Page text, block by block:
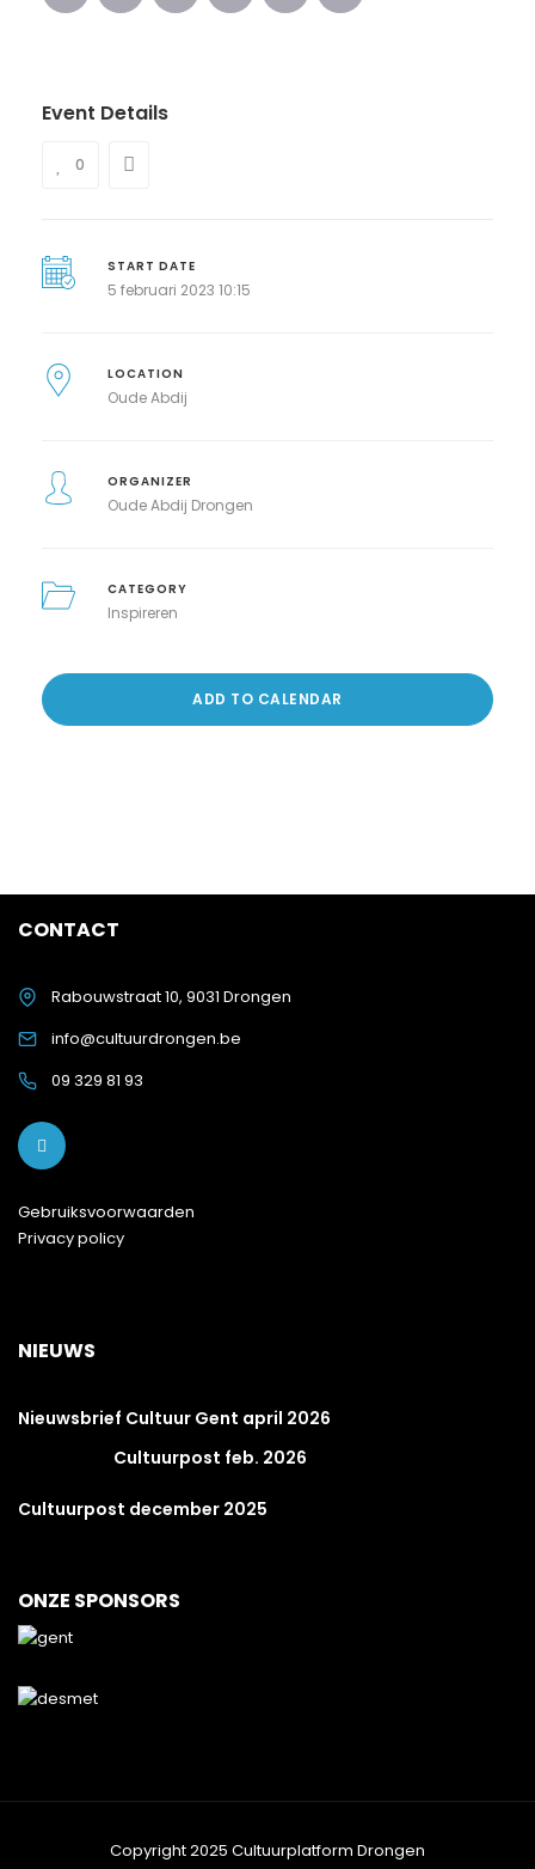
Event Details
0
START DATE
5 februari 2023 10:15
LOCATION
Oude Abdij
ORGANIZER
Oude Abdij Drongen
CATEGORY
Inspireren
ADD TO CALENDAR
CONTACT
Rabouwstraat 10, 9031 Drongen
info@cultuurdrongen.be
09 329 81 93
Gebruiksvoorwaarden
Privacy policy
NIEUWS
Nieuwsbrief Cultuur Gent april 2026
Cultuurpost feb. 2026
Cultuurpost december 2025
ONZE SPONSORS
Copyright 2025 Cultuurplatform Drongen